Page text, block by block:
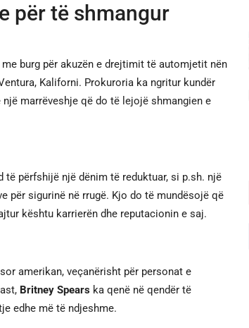
për të shmangur
burg për akuzën e drejtimit të automjetit nën
Kaliforni. Prokuroria ka ngritur kundër
marrëveshje që do të lejojë shmangien e
përfshijë një dënim të reduktuar, si p.sh. një
për sigurinë në rrugë. Kjo do të mundësojë që
kështu karrierën dhe reputacionin e saj.
amerikan, veçanërisht për personat e
Britney Spears ka qenë në qendër të
edhe më të ndjeshme.